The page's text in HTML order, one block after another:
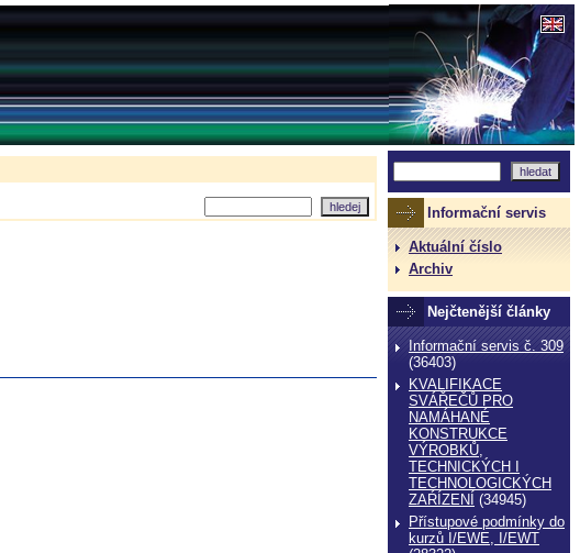
Informační servis
Aktuální číslo
Archiv
Nejčtenější články
Informační servis č. 309
(36403)
KVALIFIKACE
SVÁŘEČŮ PRO
NAMÁHANÉ
KONSTRUKCE
VÝROBKŮ,
TECHNICKÝCH I
TECHNOLOGICKÝCH
ZAŔÍZENÍ (34945)
Přístupové podmínky do
kurzů I/EWE, I/EWT